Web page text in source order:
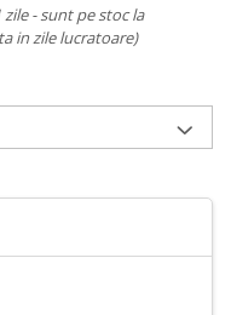
- sunt pe stoc la
in zile lucratoare)